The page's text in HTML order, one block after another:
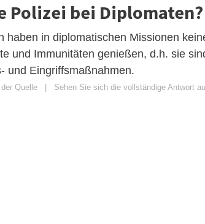
Polizei bei Diplomaten?
haben in diplomatischen Missionen
und Immunitäten genießen, d.h. sie
und Eingriffsmaßnahmen.
Quelle Sehen Sie sich die vollständige Antwort